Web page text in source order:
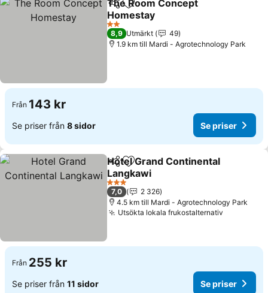
Dela Lägg till i Mina Favoriter
The Room Concept
Homestay
Se priser
2 Stjärnor
8,9 Utmärkt
49
1.9 km till Mardi - Agrotechnology Park
Från 143 kr
Se priser från 8 sidor Se priser
Dela Lägg till i Mina Favoriter
Hotel Grand Continental
Langkawi
Se priser
3 Stjärnor
7,0
2 326
4.5 km till Mardi - Agrotechnology Park
Utsökta lokala frukostalternativ
Från 255 kr
Se priser från 11 sidor Se priser